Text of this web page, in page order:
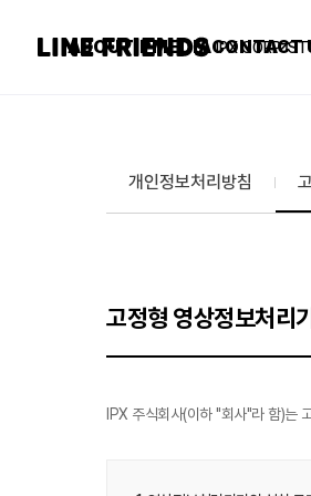
ABOUT IPMEDIACONTACT
IPX CORP
개인정보처리방침
고정형 영상정보처리
IPX 주식회사(이하 "회사"라 함)는